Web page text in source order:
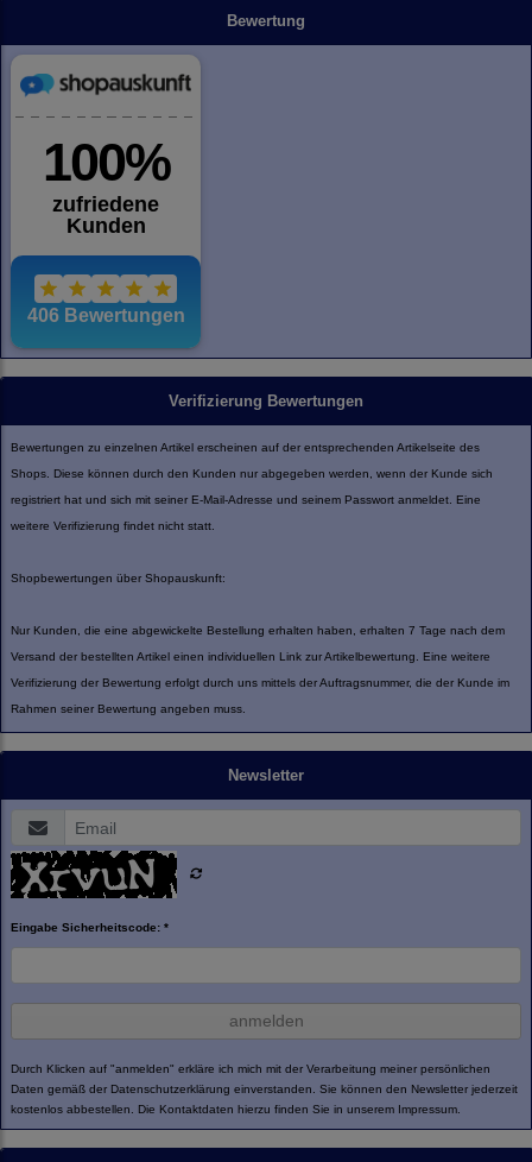
Bewertung
Verifizierung Bewertungen
Bewertungen zu einzelnen Artikel erscheinen auf der entsprechenden Artikelseite des
Shops. Diese können durch den Kunden nur abgegeben werden, wenn der Kunde sich
registriert hat und sich mit seiner E-Mail-Adresse und seinem Passwort anmeldet. Eine
weitere Verifizierung findet nicht statt.
Shopbewertungen über Shopauskunft:
Nur Kunden, die eine abgewickelte Bestellung erhalten haben, erhalten 7 Tage nach dem
Versand der bestellten Artikel einen individuellen Link zur Artikelbewertung. Eine weitere
Verifizierung der Bewertung erfolgt durch uns mittels der Auftragsnummer, die der Kunde im
Rahmen seiner Bewertung angeben muss.
Newsletter
Eingabe Sicherheitscode: *
anmelden
Durch Klicken auf "anmelden" erkläre ich mich mit der Verarbeitung meiner persönlichen
Daten gemäß der Datenschutzerklärung einverstanden. Sie können den Newsletter jederzeit
kostenlos abbestellen. Die Kontaktdaten hierzu finden Sie in unserem Impressum.